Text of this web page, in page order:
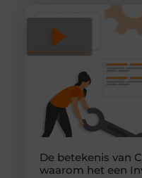
De betekenis van
waarom het een